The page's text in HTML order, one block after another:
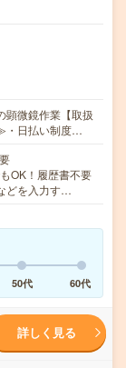
顕微鏡作業【取扱
・日払い制度…
OK！履歴書不要
どを入力す…
50代 60代
詳しく見る